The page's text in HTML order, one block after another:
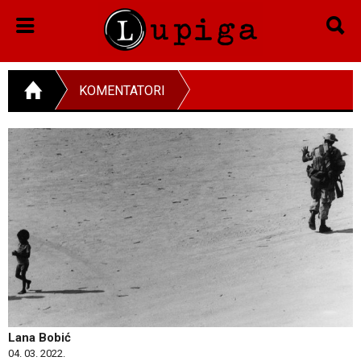
KOMENTATORI
Lana Bobić
04. 03. 2022.